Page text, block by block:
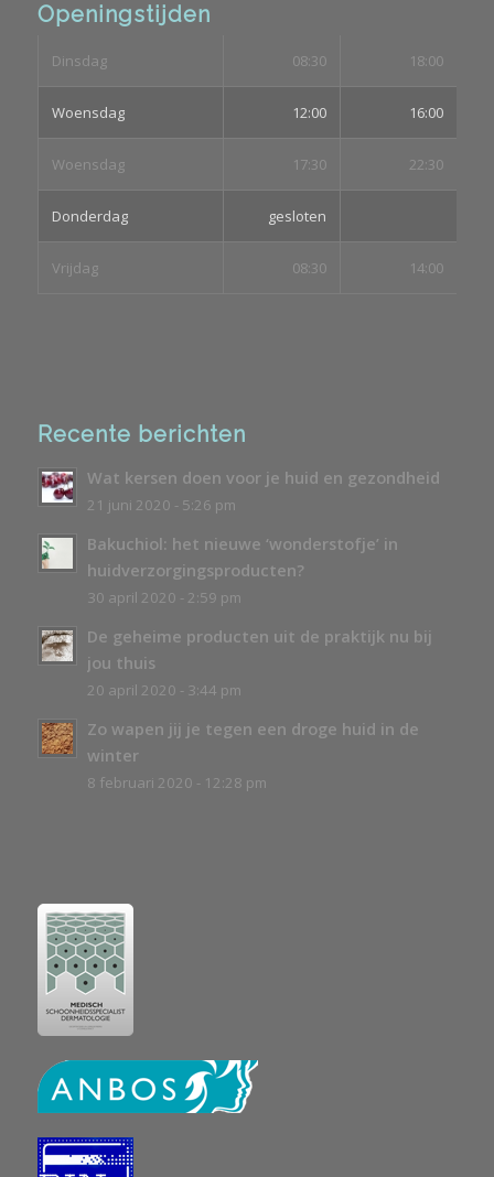
Openingstijden
Dinsdag 08:30 18:00
Woensdag 12:00 16:00
Woensdag 17:30 22:30
Donderdag gesloten
Vrijdag 08:30 14:00
Recente berichten
Wat kersen doen voor je huid en gezondheid
21 juni 2020 - 5:26 pm
Bakuchiol: het nieuwe ‘wonderstofje’ in
huidverzorgingsproducten?
30 april 2020 - 2:59 pm
De geheime producten uit de praktijk nu bij
jou thuis
20 april 2020 - 3:44 pm
Zo wapen jij je tegen een droge huid in de
winter
8 februari 2020 - 12:28 pm